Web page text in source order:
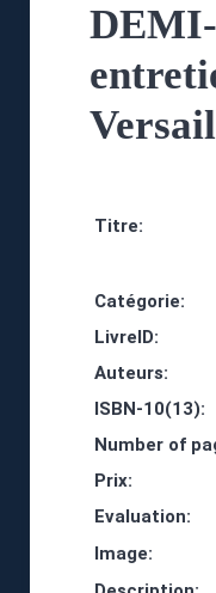
Titre:
Catégorie:
LivreID:
Auteurs:
ISBN-
Number of
Prix:
Evaluation:
Image: